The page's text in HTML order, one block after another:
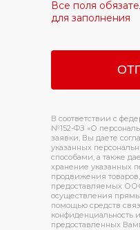
Все поля
для заполнения
В соответствии с
№152-ФЗ «О
заявки, Вы даете
указанных
способами, а также
хранение указанных
продвижения
предоставляемых
осуществления
помощью средств
конфиденциальность
предоставленных